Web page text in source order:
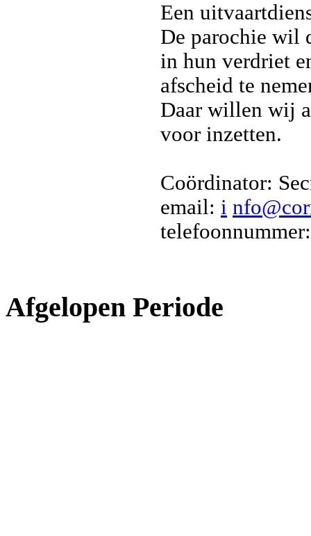
Een
De parochie wil
in hun verdriet
afscheid te
Daar willen wij
voor inzetten.
Coördinator:
email: i
Afgelopen Periode